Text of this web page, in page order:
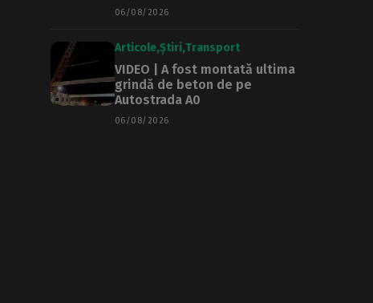
06/08/2026
Articole Știri Transport
VIDEO | A fost montată ultima
grindă de beton de pe
Autostrada A0
06/08/2026